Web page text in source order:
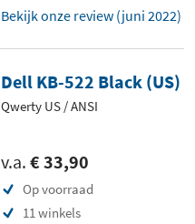
Bekijk onze review (juni 2022)
Dell KB-522 Black (US)
Qwerty US / ANSI
v.a. € 33,90
Op voorraad
11 winkels